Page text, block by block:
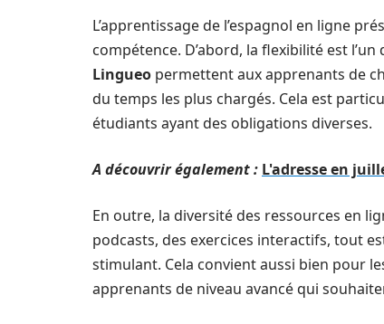
L’apprentissage de l’espagnol en ligne
compétence. D’abord, la flexibilité est
Lingueo permettent aux apprenants de
du temps les plus chargés. Cela est
étudiants ayant des obligations diverses.
A découvrir également : L'adresse en
En outre, la diversité des ressources en
podcasts, des exercices interactifs, tout
stimulant. Cela convient aussi bien pour
apprenants de niveau avancé qui